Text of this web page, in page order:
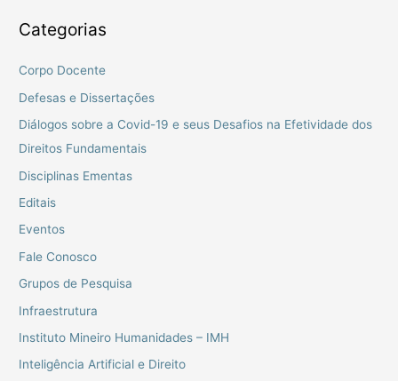
Categorias
Corpo Docente
Defesas e Dissertações
Diálogos sobre a Covid-19 e seus Desafios na Efetividade dos
Direitos Fundamentais
Disciplinas Ementas
Editais
Eventos
Fale Conosco
Grupos de Pesquisa
Infraestrutura
Instituto Mineiro Humanidades – IMH
Inteligência Artificial e Direito